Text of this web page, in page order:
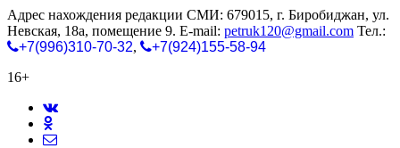
Адрес нахождения редакции СМИ: 679015, г. Биробиджан, ул.
Невская, 18а, помещение 9. E-mail: petruk120@gmail.com Тел.:
+7(996)310-70-32,
+7(924)155-58-94
16+